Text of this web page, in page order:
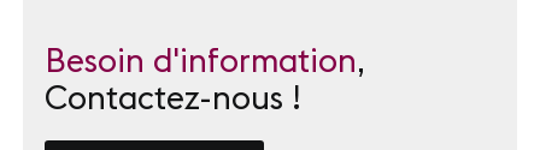
Besoin d'information,
Contactez-nous !